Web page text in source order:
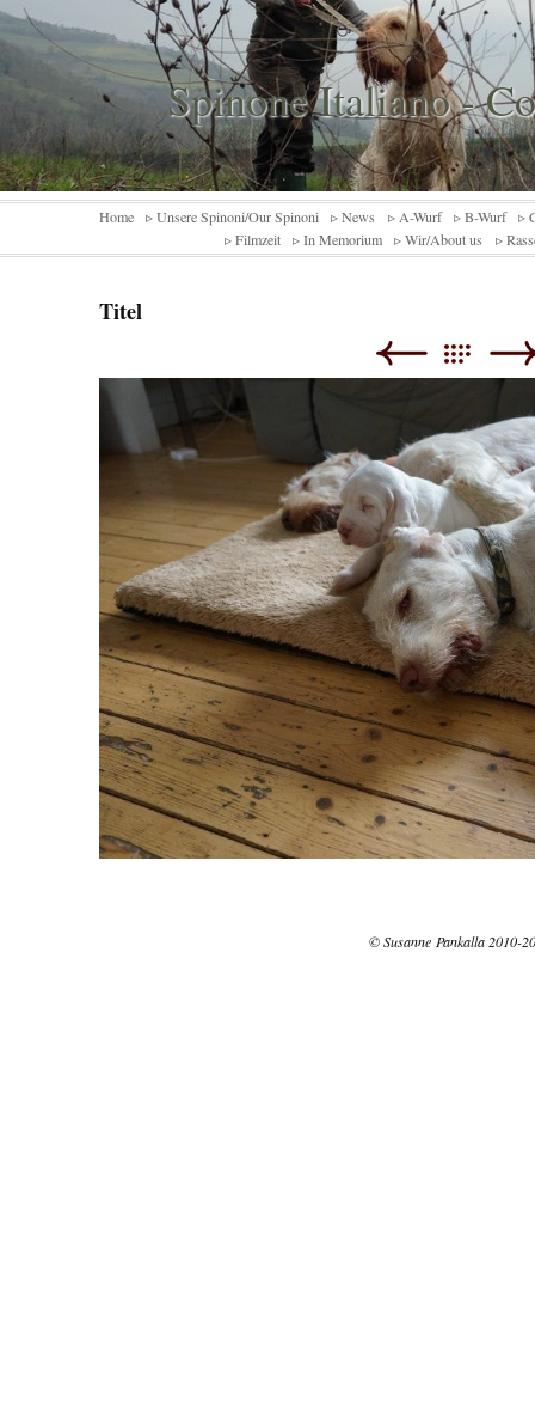
Spinone Italiano -
Home ▹ Unsere Spinoni/Our Spinoni ▹ News ▹ A-Wurf ▹ B-Wurf
▹
▹ Filmzeit
▹ In Memorium ▹ Wir/About us ▹
Titel
© Susanne Pankalla 2010-